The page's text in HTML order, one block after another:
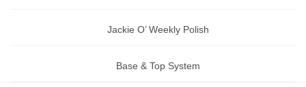
Jackie O’ Weekly Polish
Base & Top System